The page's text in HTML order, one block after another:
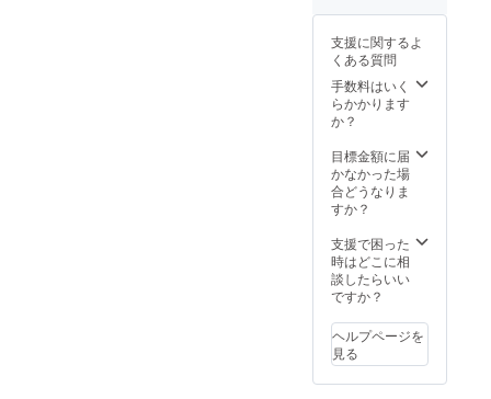
す。
ルパカ
100%
サイ
ズ:W60
ｘ
H180(c
200g ※
モニ
ター環
の商品
の色合
いと異
なって
場合が
ありま
す。 ※
製造状
CLASIC
ルから
お好き
なカ
ラー1
枚、
NCEポ
ンチョ
からお
好きな
枚を、
下記か
らお選
びくだ
【DELU
XEス
トー
ル】 カ
支援に関するよ
くある質問
手数料はいく
らかかります
か？
目標金額に届
かなかった場
合どうなりま
すか？
支援で困った
時はどこに相
談したらいい
ですか？
ヘルプページを
見る